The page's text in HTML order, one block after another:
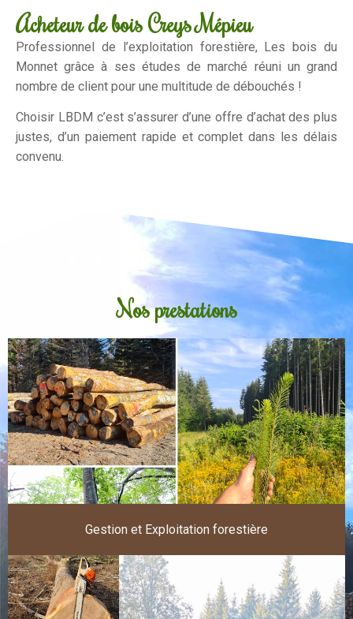
Acheteur de bois Creys Mépieu
Professionnel de l’exploitation forestière, Les bois du
Monnet grâce à ses études de marché réuni un grand
nombre de client pour une multitude de débouchés !
Choisir LBDM c’est s’assurer d’une offre d’achat des plus
justes, d’un paiement rapide et complet dans les délais
convenu.
Nos prestations
Gestion et Exploitation forestière